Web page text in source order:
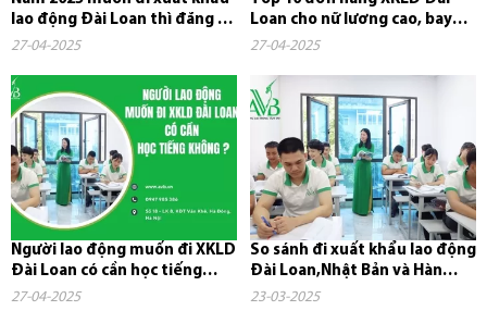
lao động Đài Loan thì đăng ký
ở đâu?
27-04-2025
Loan cho nữ lương cao, bay
nhanh năm 2025
27-04-2025
Người lao động muốn đi XKLD
Đài Loan có cần học tiếng
không?
27-04-2025
So sánh đi xuất khẩu lao động
Đài Loan,Nhật Bản và Hàn
Quốc
23-03-2025